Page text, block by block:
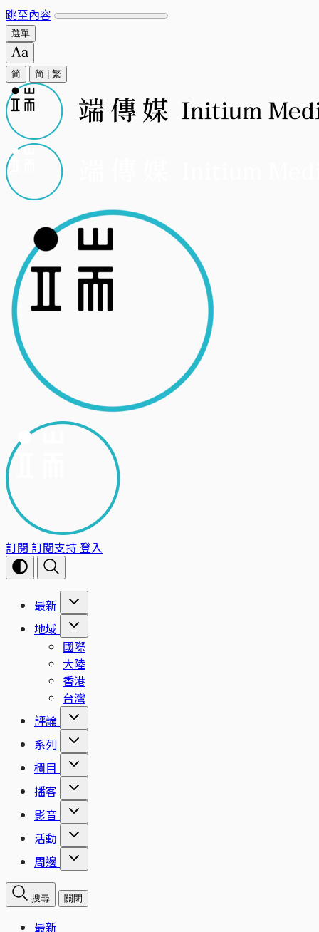
跳至內容
選單
简 简 繁
訂閱 訂閱支持登入
最新
地域
國際
大陸
香港
台灣
評論
系列
欄目
播客
影音
活動
周邊
搜尋 關閉
最新